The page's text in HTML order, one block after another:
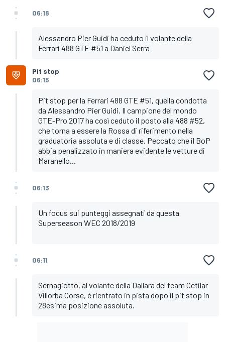
06:16
Alessandro Pier Guidi ha ceduto il volante della
Ferrari 488 GTE #51 a Daniel Serra
Pit stop
06:15
Pit stop per la Ferrari 488 GTE #51, quella condotta
da Alessandro Pier Guidi. Il campione del mondo
GTE-Pro 2017 ha così ceduto il posto alla 488 #52,
che torna a essere la Rossa di riferimento nella
graduatoria assoluta e di classe. Peccato che il BoP
abbia penalizzato in maniera evidente le vetture di
Maranello...
06:13
Un focus sui punteggi assegnati da questa
Superseason WEC 2018/2019
06:11
Sernagiotto, al volante della Dallara del team Cetilar
Villorba Corse, è rientrato in pista dopo il pit stop in
28esima posizione assoluta.